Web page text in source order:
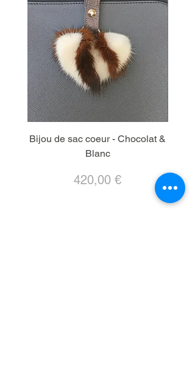
Bijou de sac coeur - Chocolat &
Blanc
Precio
420,00 €